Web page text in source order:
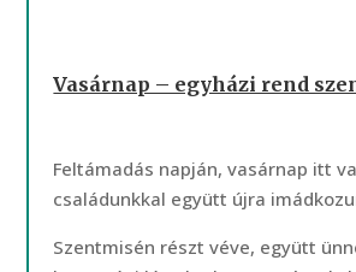
Vasárnap – egyházi rend
Feltámadás napján, vasárnap itt
családunkkal együtt újra
Szentmisén részt véve, együtt